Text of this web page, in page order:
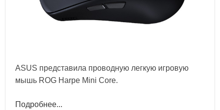
ASUS представила проводную легкую игровую
мышь ROG Harpe Mini Core.
Подробнее...